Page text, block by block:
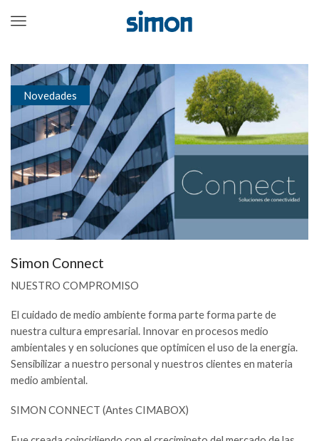
Menu
Novedades
Simon Connect
NUESTRO COMPROMISO
El cuidado de medio ambiente forma parte forma parte de
nuestra cultura empresarial. Innovar en procesos medio
ambientales y en soluciones que optimicen el uso de la energia.
Sensibilizar a nuestro personal y nuestros clientes en materia
medio ambiental.
SIMON CONNECT (Antes CIMABOX)